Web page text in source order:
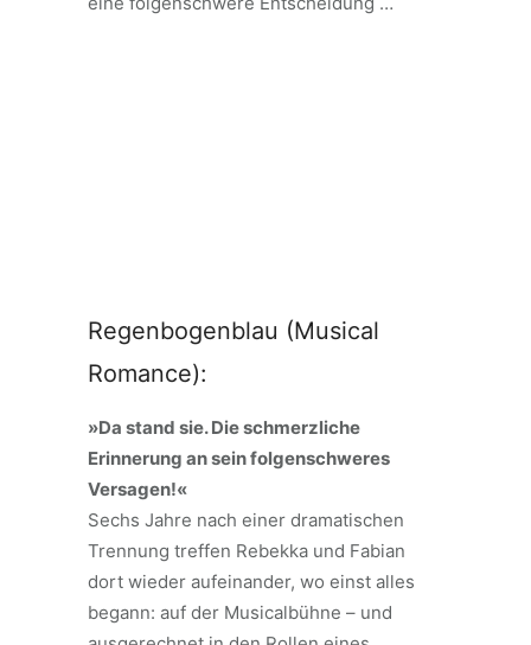
Regenbogenblau (Musical
Romance):
»Da stand sie. Die schmerzliche
Erinnerung an sein folgenschweres
Versagen!«
Sechs Jahre nach einer dramatischen
Trennung treffen Rebekka und Fabian
dort wieder aufeinander, wo einst alles
begann: auf der Musicalbühne – und